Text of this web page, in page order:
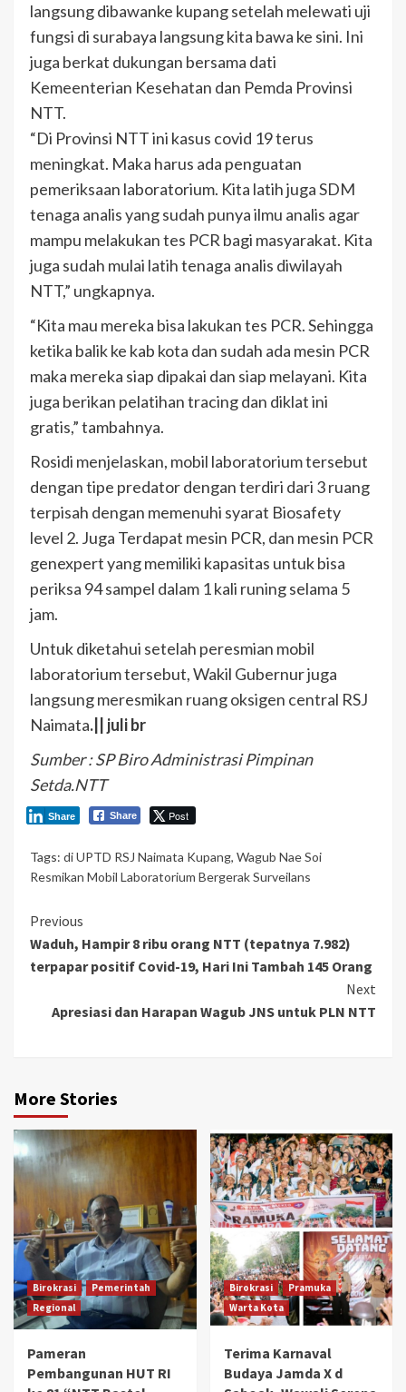
langsung dibawanke kupang setelah melewati uji
fungsi di surabaya langsung kita bawa ke sini. Ini
juga berkat dukungan bersama dati
Kemeenterian Kesehatan dan Pemda Provinsi
NTT.
“Di Provinsi NTT ini kasus covid 19 terus
meningkat. Maka harus ada penguatan
pemeriksaan laboratorium. Kita latih juga SDM
tenaga analis yang sudah punya ilmu analis agar
mampu melakukan tes PCR bagi masyarakat. Kita
juga sudah mulai latih tenaga analis diwilayah
NTT,” ungkapnya.
“Kita mau mereka bisa lakukan tes PCR. Sehingga
ketika balik ke kab kota dan sudah ada mesin PCR
maka mereka siap dipakai dan siap melayani. Kita
juga berikan pelatihan tracing dan diklat ini
gratis,” tambahnya.
Rosidi menjelaskan, mobil laboratorium tersebut
dengan tipe predator dengan terdiri dari 3 ruang
terpisah dengan memenuhi syarat Biosafety
level 2. Juga Terdapat mesin PCR, dan mesin PCR
genexpert yang memiliki kapasitas untuk bisa
periksa 94 sampel dalam 1 kali runing selama 5
jam.
Untuk diketahui setelah peresmian mobil
laboratorium tersebut, Wakil Gubernur juga
langsung meresmikan ruang oksigen central RSJ
Naimata.|| juli br
Sumber : SP Biro Administrasi Pimpinan
Setda.NTT
Share Post
Share
Tags: di UPTD RSJ Naimata Kupang, Wagub Nae Soi
Resmikan Mobil Laboratorium Bergerak Surveilans
Continue
Reading
Previous
Waduh, Hampir 8 ribu orang NTT (tepatnya 7.982)
terpapar positif Covid-19, Hari Ini Tambah 145 Orang
Next
Apresiasi dan Harapan Wagub JNS untuk PLN NTT
More Stories
Birokrasi
Pemerintah
Regional
Pameran
Pembangunan HUT RI
Birokrasi
Pramuka
Warta Kota
Terima Karnaval
Budaya Jamda X d